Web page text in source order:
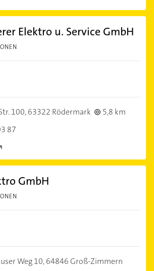
Elektro u. Service GmbH
100,63322 Rödermark
5,8 km
87
GmbH
Weg 10,64846 Groß-Zimmern